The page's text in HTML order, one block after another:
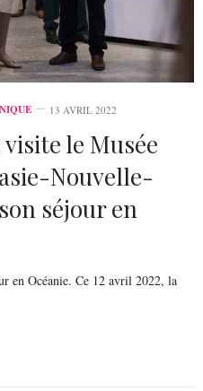
13 AVRIL 2022
le Musée
Nouvelle-
séjour en
en Océanie. Ce 12 avril 2022, la